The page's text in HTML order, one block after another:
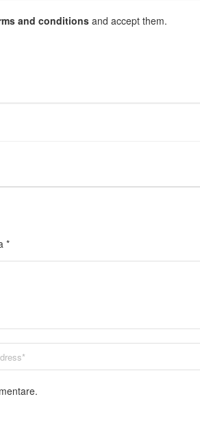
and conditionsand accept them.
*